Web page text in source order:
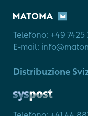
Telefono: +49 7425
E-mail:
Distribuzione